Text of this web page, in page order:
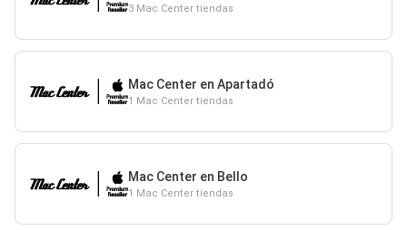
3 Mac Center tiendas
Mac Center en Apartadó
1 Mac Center tiendas
Mac Center en Bello
1 Mac Center tiendas